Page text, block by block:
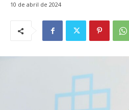
10 de abril de 2024